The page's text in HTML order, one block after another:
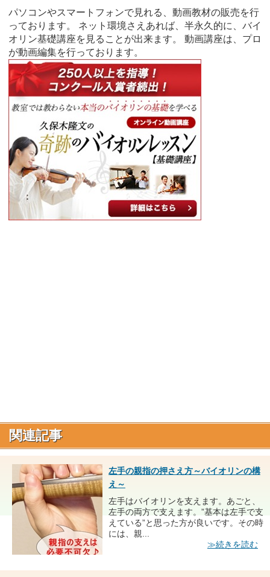
パソコンやスマートフォンで見れる、動画教材の販売を行
っております。 ネット環境さえあれば、半永久的に、バイ
オリン基礎講座を見ることが出来ます。 動画講座は、プロ
が動画編集を行っております。
関連記事
左手の親指の押さえ方～バイオリンの構
え～
左手はバイオリンを支えます。あごと、
左手の両方で支えます。”基本は左手で支
えている”と思った方が良いです。その時
には、親...
≫続きを読む